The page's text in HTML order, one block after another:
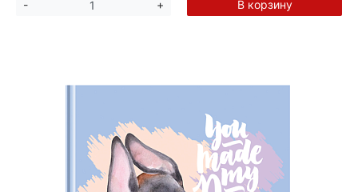
- + В корзину